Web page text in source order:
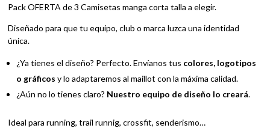
Pack OFERTA de 3 Camisetas manga corta talla a elegir.
Diseñado para que tu equipo, club o marca luzca una identidad
única.
¿Ya tienes el diseño? Perfecto. Envíanos tus colores, logotipos
o gráficos y lo adaptaremos al maillot con la máxima calidad.
¿Aún no lo tienes claro? Nuestro equipo de diseño lo creará.
Ideal para running, trail runnig, crossfit, senderismo…